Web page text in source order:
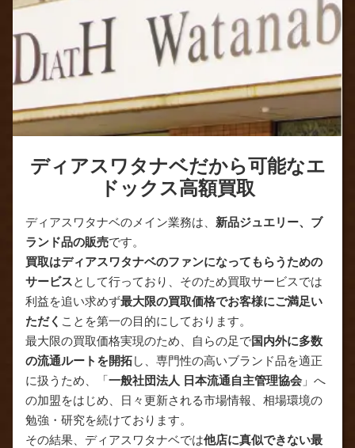
ディアスワタナベだから可能なエ
ドックス高額買取
ディアスワタナベのメイン業務は、 新品ジュエリー、ブ
ランド品の販売です。
買取はディアスワタナベのファンになってもらうための
サービスとして行っており、そのため買取サービスでは
利益を追い求めず最大限の買取価格でお客様にご満足い
ただく ことを第一の目的にしております。
最大限の買取価格実現のため、自らの足で国内外に多数
の流通ルートを開拓し、専門性の高いブランド品を適正
に扱うため、「一般社団法人 日本流通自主管理協会 」へ
の加盟をはじめ、日々更新される市場情報、相場環境の
勉強・研究を続けております。
その結果、ディアスワタナベでは他店に真似できない最